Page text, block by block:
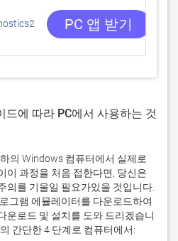
PC 앱 받기
드에 따라 PC에서 사용하는 것
의 Windows 컴퓨터에서 실제로
이 과정을 처음 접한다면, 당신은
의를 기울일 필요가있을 것입니다.
그램 에뮬레이터를 다운로드하여
운로드 및 설치를 도와 드리겠습니
간단한 4 단계로 컴퓨터에서: